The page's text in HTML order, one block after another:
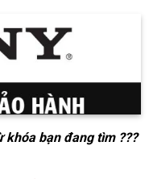
bạn đang tìm ???